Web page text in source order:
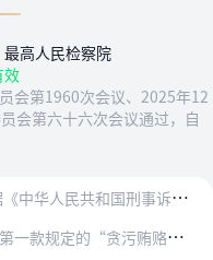
高人民检察院
效
会第1960次会议、2025年12
会第六十六次会议通过，自
为
依法适用刑事缺席审判程序，根据《中华人民共和国刑事诉讼法》、《中华人民共和国刑法》等法律规定，现就办理相关案件具体适用法律若干问题规定如下。
贿赂犯罪案件，以及其他章节中规定依照第八章的规定定罪处罚的犯罪案件。